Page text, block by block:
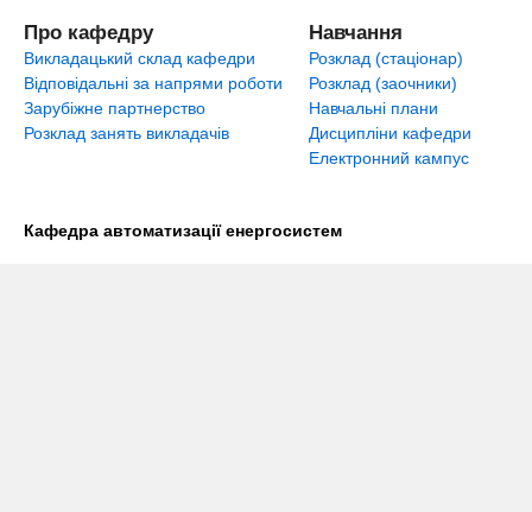
Про кафедру
Викладацький склад кафедри
Відповідальні за напрями роботи
Зарубіжне партнерство
Розклад занять викладачів
Навчання
Розклад (стаціонар)
Розклад (заочники)
Навчальні плани
Дисципліни кафедри
Електронний кампус
Кафедра автоматизації енергосистем